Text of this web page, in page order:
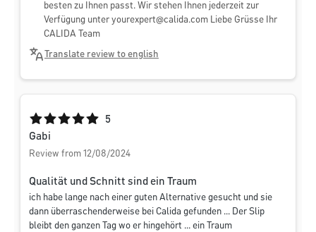
besten zu Ihnen passt. Wir stehen Ihnen jederzeit zur
Verfügung unter yourexpert@calida.com Liebe Grüsse Ihr
CALIDA Team
Translate review to english
Average rating of 5 out of 5 stars
5
Gabi
Review from 12/08/2024
Qualität und Schnitt sind ein Traum
ich habe lange nach einer guten Alternative gesucht und sie
dann überraschenderweise bei Calida gefunden ... Der Slip
bleibt den ganzen Tag wo er hingehört ... ein Traum